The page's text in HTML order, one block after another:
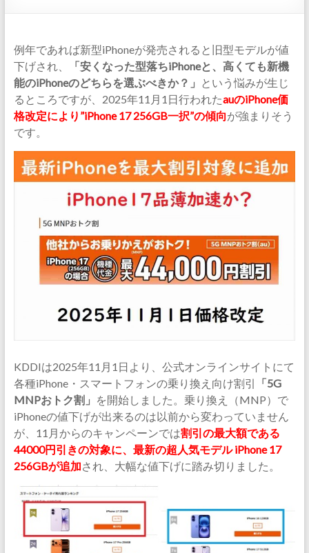
例年であれば新型iPhoneが発売されると旧型モデルが値
下げされ、
「安くなった型落ちiPhoneと、高くても新機
能のiPhoneのどちらを選ぶべきか？」
という悩みが生じ
るところですが、2025年11月1日行われたauのiPhone価
格改定により”iPhone 17 256GB一択”の傾向が強まりそう
です。
KDDIは2025年11月1日より、公式オンラインサイトにて
各種iPhone・スマートフォンの乗り換え向け割引
「5G
MNPおトク割」 を開始しました。乗り換え（MNP）で
iPhoneの値下げが出来るのは以前から変わっていません
が、11月からのキャンペーンでは割引の最大額である
44000円引きの対象に、最新の超人気モデル iPhone 17
256GBが追加され、大幅な値下げに踏み切りました。